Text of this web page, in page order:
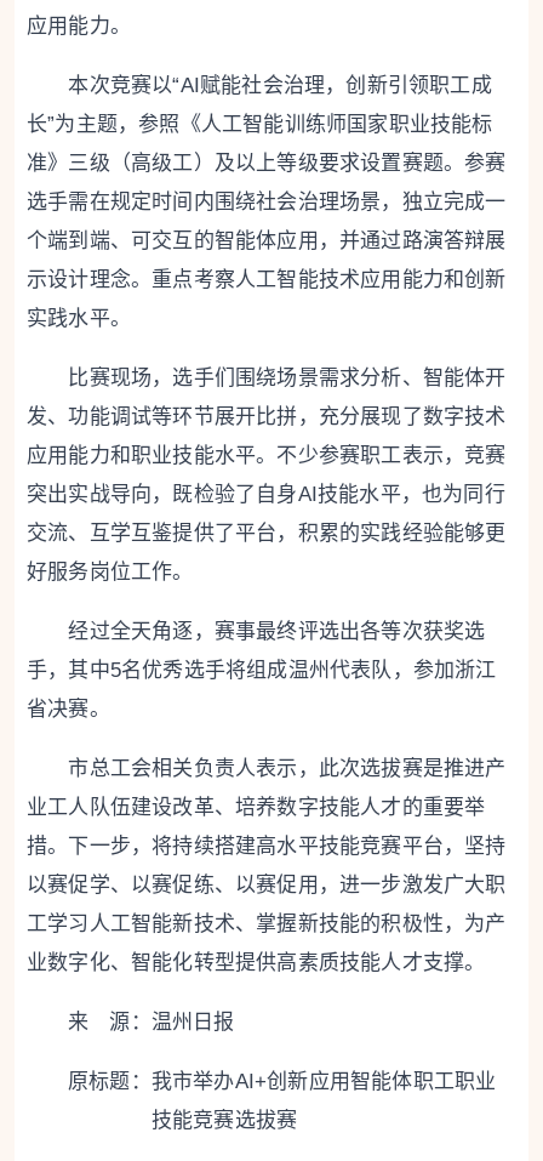
应用能力。
本次竞赛以“AI赋能社会治理，创新引领职工成
长”为主题，参照《人工智能训练师国家职业技能标
准》三级（高级工）及以上等级要求设置赛题。参赛
选手需在规定时间内围绕社会治理场景，独立完成一
个端到端、可交互的智能体应用，并通过路演答辩展
示设计理念。重点考察人工智能技术应用能力和创新
实践水平。
比赛现场，选手们围绕场景需求分析、智能体开
发、功能调试等环节展开比拼，充分展现了数字技术
应用能力和职业技能水平。不少参赛职工表示，竞赛
突出实战导向，既检验了自身AI技能水平，也为同行
交流、互学互鉴提供了平台，积累的实践经验能够更
好服务岗位工作。
经过全天角逐，赛事最终评选出各等次获奖选
手，其中5名优秀选手将组成温州代表队，参加浙江
省决赛。
市总工会相关负责人表示，此次选拔赛是推进产
业工人队伍建设改革、培养数字技能人才的重要举
措。下一步，将持续搭建高水平技能竞赛平台，坚持
以赛促学、以赛促练、以赛促用，进一步激发广大职
工学习人工智能新技术、掌握新技能的积极性，为产
业数字化、智能化转型提供高素质技能人才支撑。
来 源：温州日报
原标题： 我市举办AI+创新应用智能体职工职业
技能竞赛选拔赛